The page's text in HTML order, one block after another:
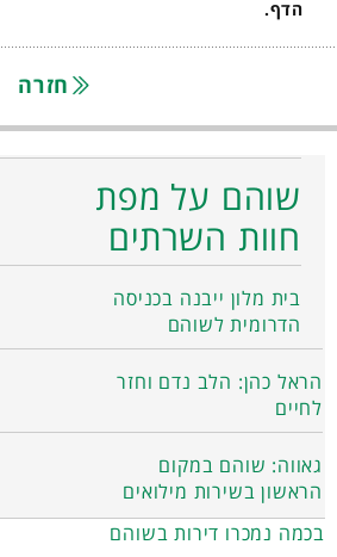
הדף.
חזרה
שוהם על מפת
חוות השרתים
בית מלון ייבנה בכניסה
הדרומית לשוהם
הראל כהן: הלב נדם וחזר
לחיים
גאווה: שוהם במקום
הראשון בשירות מילואים
בכמה נמכרו דירות בשוהם